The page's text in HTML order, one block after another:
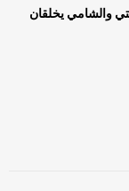
والشامي يخلقان